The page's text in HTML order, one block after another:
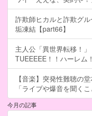
詐欺師ヒカルと詐欺グ
垢凍結【part66】
主人公「異世界転移！
TUEEEEE！！ハーレ
【音楽】突発性難聴の
「ライブや爆音を聞く
今月の記事